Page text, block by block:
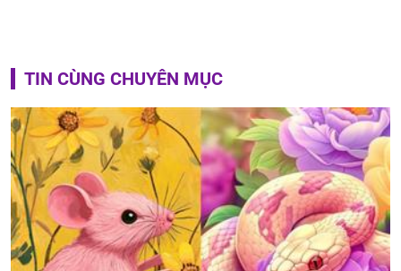
TIN CÙNG CHUYÊN MỤC